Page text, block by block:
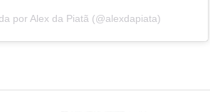
por Alex da Piatã (@alexdapiata)